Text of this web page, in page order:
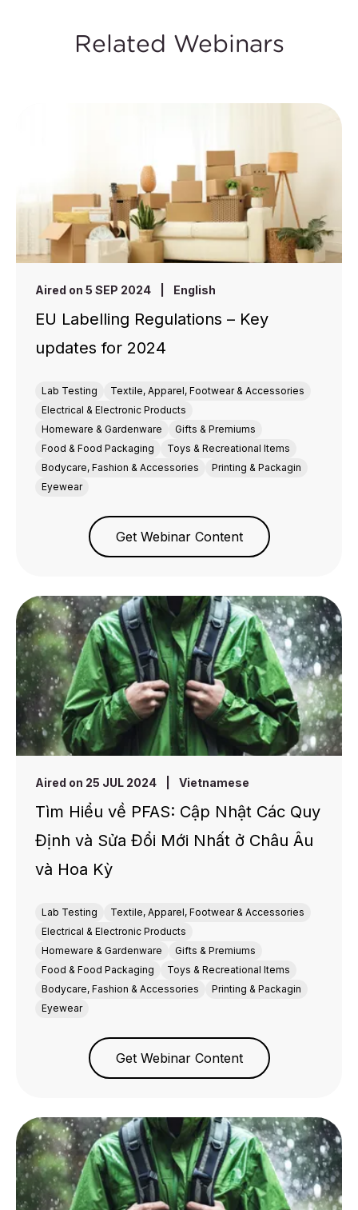
Related Webinars
Aired on 5 SEP 2024 English
EU Labelling Regulations – Key
updates for 2024
Lab Testing
Textile, Apparel, Footwear & Accessories
Electrical & Electronic Products
Homeware & Gardenware
Gifts & Premiums
Food & Food Packaging
Toys & Recreational Items
Bodycare, Fashion & Accessories
Printing & Packagin
Eyewear
Get Webinar Content
Aired on 25 JUL 2024 Vietnamese
Tìm Hiểu về PFAS: Cập Nhật Các Quy
Định và Sửa Đổi Mới Nhất ở Châu Âu
và Hoa Kỳ
Lab Testing
Textile, Apparel, Footwear & Accessories
Electrical & Electronic Products
Homeware & Gardenware
Gifts & Premiums
Food & Food Packaging
Toys & Recreational Items
Bodycare, Fashion & Accessories
Printing & Packagin
Eyewear
Get Webinar Content